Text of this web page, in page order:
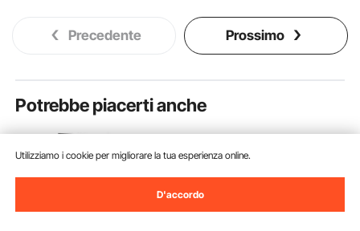
Precedente Prossimo
Potrebbe piacerti anche
Utilizziamo i cookie per migliorare la tua esperienza online.
D'accordo